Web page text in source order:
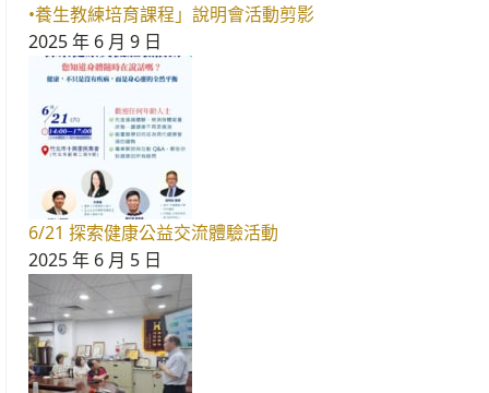
•養生教練培育課程」說明會活動剪影
2025 年 6 月 9 日
6/21 探索健康公益交流體驗活動
2025 年 6 月 5 日